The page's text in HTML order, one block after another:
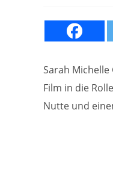
Sarah
Film in die
Nutte und